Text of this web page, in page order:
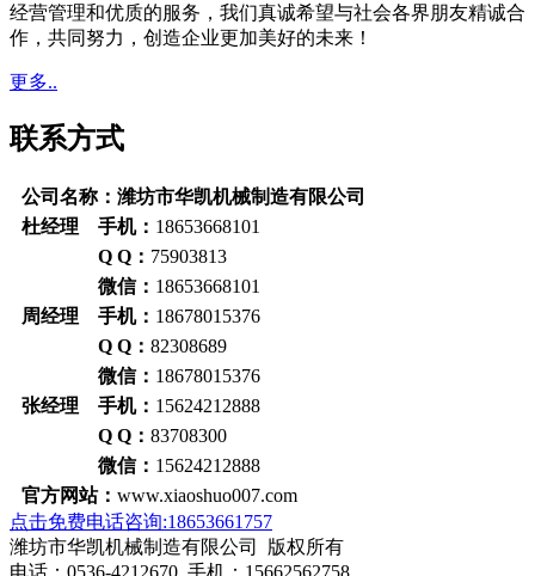
经营管理和优质的服务，我们真诚希望与社会各界朋友精诚合
作，共同努力，创造企业更加美好的未来！
更多..
联系方式
公司名称：潍坊市华凯机械制造有限公司
杜经理 手机： 18653668101
Q Q： 75903813
微信： 18653668101
周经理 手机： 18678015376
Q Q： 82308689
微信： 18678015376
张经理 手机： 15624212888
Q Q： 83708300
微信： 15624212888
官方网站： www.xiaoshuo007.com
点击免费电话咨询:18653661757
潍坊市华凯机械制造有限公司 版权所有